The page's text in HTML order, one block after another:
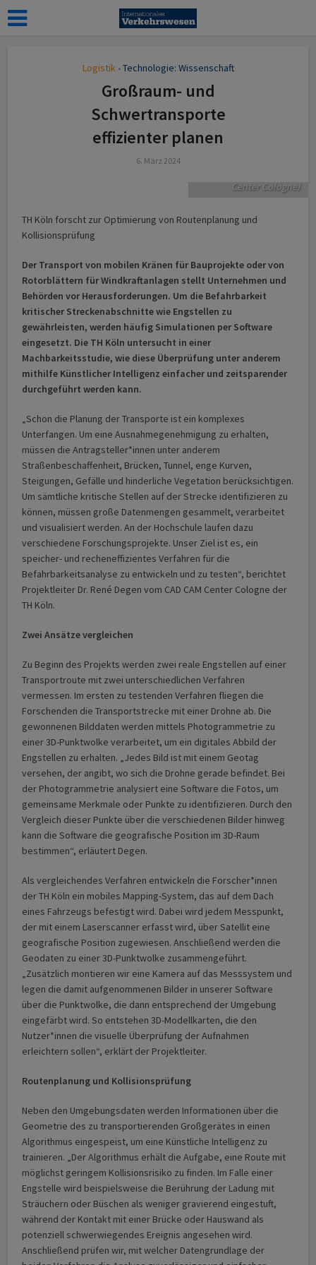
Logistik • Technologie: Wissenschaft
Großraum- und
Schwertransporte
effizienter planen
6. März 2024
Bild rechts) überführt
Befahrbarkeitsanalyse
Center Cologne)
TH Köln forscht zur Optimierung von Routenplanung und
Kollisionsprüfung
Der Transport von mobilen Kränen für Bauprojekte oder von
Rotorblättern für Windkraftanlagen stellt Unternehmen und
Behörden vor Herausforderungen. Um die Befahrbarkeit
kritischer Streckenabschnitte wie Engstellen zu
gewährleisten, werden häufig Simulationen per Software
eingesetzt. Die TH Köln untersucht in einer
Machbarkeitsstudie, wie diese Überprüfung unter anderem
mithilfe Künstlicher Intelligenz einfacher und zeitsparender
durchgeführt werden kann.
„Schon die Planung der Transporte ist ein komplexes
Unterfangen. Um eine Ausnahmegenehmigung zu erhalten,
müssen die Antragsteller*innen unter anderem
Straßenbeschaffenheit, Brücken, Tunnel, enge Kurven,
Steigungen, Gefälle und hinderliche Vegetation berücksichtigen.
Um sämtliche kritische Stellen auf der Strecke identifizieren zu
können, müssen große Datenmengen gesammelt, verarbeitet
und visualisiert werden. An der Hochschule laufen dazu
verschiedene Forschungsprojekte. Unser Ziel ist es, ein
speicher- und recheneffizientes Verfahren für die
Befahrbarkeitsanalyse zu entwickeln und zu testen“, berichtet
Projektleiter Dr. René Degen vom CAD CAM Center Cologne der
TH Köln.
Zwei Ansätze vergleichen
Zu Beginn des Projekts werden zwei reale Engstellen auf einer
Transportroute mit zwei unterschiedlichen Verfahren
vermessen. Im ersten zu testenden Verfahren fliegen die
Forschenden die Transportstrecke mit einer Drohne ab. Die
gewonnenen Bilddaten werden mittels Photogrammetrie zu
einer 3D-Punktwolke verarbeitet, um ein digitales Abbild der
Engstellen zu erhalten. „Jedes Bild ist mit einem Geotag
versehen, der angibt, wo sich die Drohne gerade befindet. Bei
der Photogrammetrie analysiert eine Software die Fotos, um
gemeinsame Merkmale oder Punkte zu identifizieren. Durch den
Vergleich dieser Punkte über die verschiedenen Bilder hinweg
kann die Software die geografische Position im 3D-Raum
bestimmen“, erläutert Degen.
Als vergleichendes Verfahren entwickeln die Forscher*innen
der TH Köln ein mobiles Mapping-System, das auf dem Dach
eines Fahrzeugs befestigt wird. Dabei wird jedem Messpunkt,
der mit einem Laserscanner erfasst wird, über Satellit eine
geografische Position zugewiesen. Anschließend werden die
Geodaten zu einer 3D-Punktwolke zusammengeführt.
„Zusätzlich montieren wir eine Kamera auf das Messsystem und
legen die damit aufgenommenen Bilder in unserer Software
über die Punktwolke, die dann entsprechend der Umgebung
eingefärbt wird. So entstehen 3D-Modellkarten, die den
Nutzer*innen die visuelle Überprüfung der Aufnahmen
erleichtern sollen“, erklärt der Projektleiter.
Routenplanung und Kollisionsprüfung
Neben den Umgebungsdaten werden Informationen über die
Geometrie des zu transportierenden Großgerätes in einen
Algorithmus eingespeist, um eine Künstliche Intelligenz zu
trainieren. „Der Algorithmus erhält die Aufgabe, eine Route mit
möglichst geringem Kollisionsrisiko zu finden. Im Falle einer
Engstelle wird beispielsweise die Berührung der Ladung mit
Sträuchern oder Büschen als weniger gravierend eingestuft,
während der Kontakt mit einer Brücke oder Hauswand als
potenziell schwerwiegendes Ereignis angesehen wird.
Anschließend prüfen wir, mit welcher Datengrundlage der